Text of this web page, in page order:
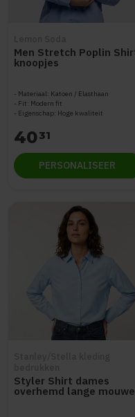
Men Stretch Poplin
knoopjes
Materiaal: Katoen / Elasthaan
Fit: Modern fit
Eigenschap: Hoge kwaliteit
4031
PERSONALISEER
Styler Shirt dames
overhemd lange